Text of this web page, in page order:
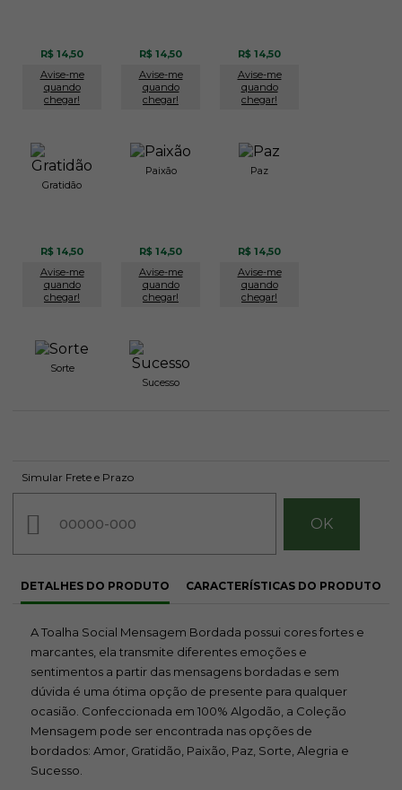
R$ 14,50
Avise-me
quando
chegar!
R$ 14,50
Avise-me
quando
chegar!
R$ 14,50
Avise-me
quando
chegar!
Gratidão
R$ 14,50
Avise-me
quando
chegar!
Paixão
R$ 14,50
Avise-me
quando
chegar!
Paz
R$ 14,50
Avise-me
quando
chegar!
Sorte
quando
chegar!
Sucesso
chegar!
Simular Frete e Prazo
DETALHES DO PRODUTO CARACTERÍSTICAS DO PRODUTO
A Toalha Social Mensagem Bordada possui cores fortes e
marcantes, ela transmite diferentes emoções e
sentimentos a partir das mensagens bordadas e sem
dúvida é uma ótima opção de presente para qualquer
ocasião. Confeccionada em 100% Algodão, a Coleção
Mensagem pode ser encontrada nas opções de
bordados: Amor, Gratidão, Paixão, Paz, Sorte, Alegria e
Sucesso.